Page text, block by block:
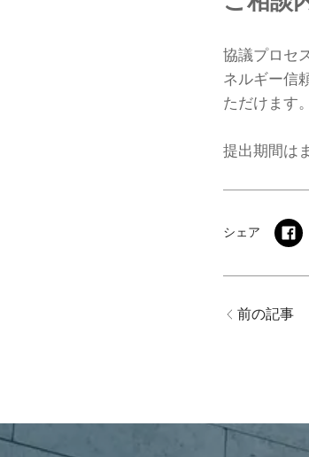
協議プロセ
ネルギー信
ただけます。
提出期間は
シェア
前の記事